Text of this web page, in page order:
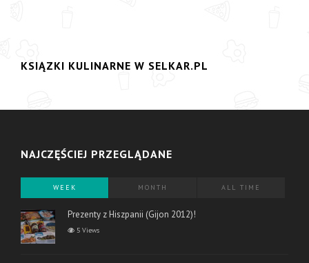
KSIĄZKI KULINARNE W SELKAR.PL
NAJCZĘŚCIEJ PRZEGLĄDANE
WEEK MONTH ALL TIME
Prezenty z Hiszpanii (Gijon 2012)!
5 Views